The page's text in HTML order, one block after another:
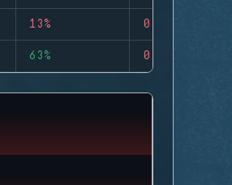
13% 0
63% 0